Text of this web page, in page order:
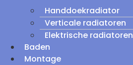
Handdoekradiator
Verticale radiatoren
Elektrische radiatoren
Baden
Montage